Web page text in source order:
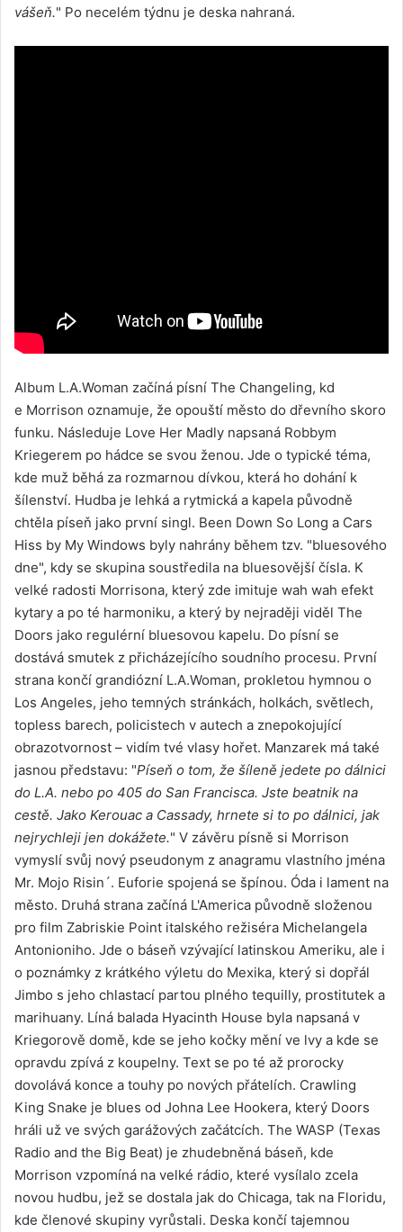
vášeň." Po necelém týdnu je deska nahraná.
Album L.A.Woman začíná písní The Changeling, kd
e Morrison oznamuje, že opouští město do dřevního skoro
funku. Následuje Love Her Madly napsaná Robbym
Kriegerem po hádce se svou ženou. Jde o typické téma,
kde muž běhá za rozmarnou dívkou, která ho dohání k
šílenství. Hudba je lehká a rytmická a kapela původně
chtěla píseň jako první singl. Been Down So Long a Cars
Hiss by My Windows byly nahrány během tzv. "bluesového
dne", kdy se skupina soustředila na bluesovější čísla. K
velké radosti Morrisona, který zde imituje wah wah efekt
kytary a po té harmoniku, a který by nejraději viděl The
Doors jako regulérní bluesovou kapelu. Do písní se
dostává smutek z přicházejícího soudního procesu. První
strana končí grandiózní L.A.Woman, prokletou hymnou o
Los Angeles, jeho temných stránkách, holkách, světlech,
topless barech, policistech v autech a znepokojující
obrazotvornost – vidím tvé vlasy hořet. Manzarek má také
jasnou představu: "Píseň o tom, že šíleně jedete po dálnici
do L.A. nebo po 405 do San Francisca. Jste beatnik na
cestě. Jako Kerouac a Cassady, hrnete si to po dálnici, jak
nejrychleji jen dokážete." V závěru písně si Morrison
vymyslí svůj nový pseudonym z anagramu vlastního jména
Mr. Mojo Risin´. Euforie spojená se špínou. Óda i lament na
město. Druhá strana začíná L'America původně složenou
pro film Zabriskie Point italského režiséra Michelangela
Antonioniho. Jde o báseň vzývající latinskou Ameriku, ale i
o poznámky z krátkého výletu do Mexika, který si dopřál
Jimbo s jeho chlastací partou plného tequilly, prostitutek a
marihuany. Líná balada Hyacinth House byla napsaná v
Kriegorově domě, kde se jeho kočky mění ve lvy a kde se
opravdu zpívá z koupelny. Text se po té až prorocky
dovolává konce a touhy po nových přátelích. Crawling
King Snake je blues od Johna Lee Hookera, který Doors
hráli už ve svých garážových začátcích. The WASP (Texas
Radio and the Big Beat) je zhudebněná báseň, kde
Morrison vzpomíná na velké rádio, které vysílalo zcela
novou hudbu, jež se dostala jak do Chicaga, tak na Floridu,
kde členové skupiny vyrůstali. Deska končí tajemnou